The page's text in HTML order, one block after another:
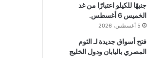
جنيهًا للكيلو اعتبارًا من غد
الخميس 6 أغسطس.
5 أغسطس، 2026
فتح أسواق جديدة لـ الثوم
المصري باليابان ودول الخليج